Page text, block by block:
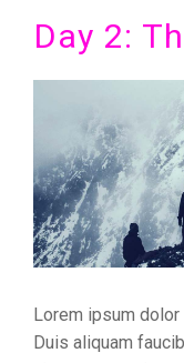
Day 2:
Lorem ipsum
Duis aliquam